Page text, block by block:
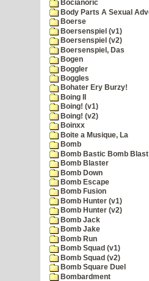
Bocianoric
Body Parts A Sexual
Boerse
Boersenspiel (v1)
Boersenspiel (v2)
Boersenspiel, Das
Bogen
Boggler
Boggles
Bohater Ery Burzy!
Boing II
Boing! (v1)
Boing! (v2)
Boinxx
Boite a Musique, La
Bomb
Bomb Bastic Bomb
Bomb Blaster
Bomb Down
Bomb Escape
Bomb Fusion
Bomb Hunter (v1)
Bomb Hunter (v2)
Bomb Jack
Bomb Jake
Bomb Run
Bomb Squad (v1)
Bomb Squad (v2)
Bomb Square Duel
Bombardment